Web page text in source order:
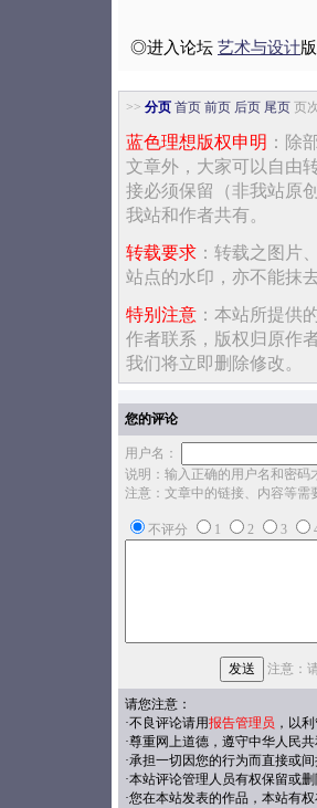
◎进入论坛 艺术与设计
>> 分页 首页 前页 后页 尾页 页
蓝色理想版权申明 ：除
文章外，大家可以自由
接必须保留（非我站原
我站和作者共有。
转载要求 ：转载之图片
站点的水印，亦不能抹
特别注意 ：本站所提供
作者联系，版权归原作
我们将立即删除修改。
您的评论
用户名：
说明：输入正确的用户名和密码
注意：文章中的链接、内容等需
不评分 1 2 3
注意：
请您注意：
·不良评论请用报告管理员 ，以
·尊重网上道德，遵守中华人民
·承担一切因您的行为而直接或
·本站评论管理人员有权保留或
·您在本站发表的作品，本站有